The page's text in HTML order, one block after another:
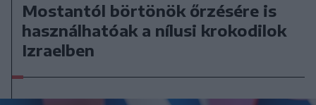
Mostantól börtönök őrzésére is
használhatóak a nílusi krokodilok
Izraelben